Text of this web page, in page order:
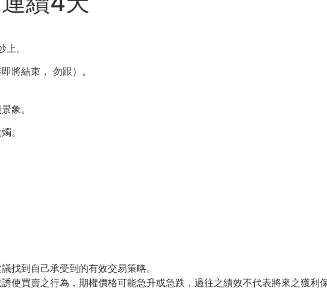
。
將結束， 勿跟）。
象。
。
找到自己承受到的有效交易策略。
使買賣之行為，期權價格可能急升或急跌，過往之績效不代表將來之獲利